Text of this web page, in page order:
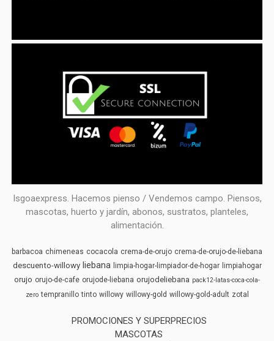
Isgoaexpress. Hacemos pienso / Vendemos campo. Piensos,
mascotas, huerto y jardín, abonos, sustratos, planteles,
alimentación.
barbacoa chimeneas cocacola crema-de-orujo crema-de-orujo-de-liebana
descuento-willowy liebana limpia-hogar-limpiador-de-hogar limpiahogar
orujo orujo-de-cafe orujode-liebana orujodeliebana pack12-latas-coca-cola-
zero tempranillo tinto willowy willowy-gold willowy-gold-adult zotal
PROMOCIONES Y SUPERPRECIOS
MASCOTAS